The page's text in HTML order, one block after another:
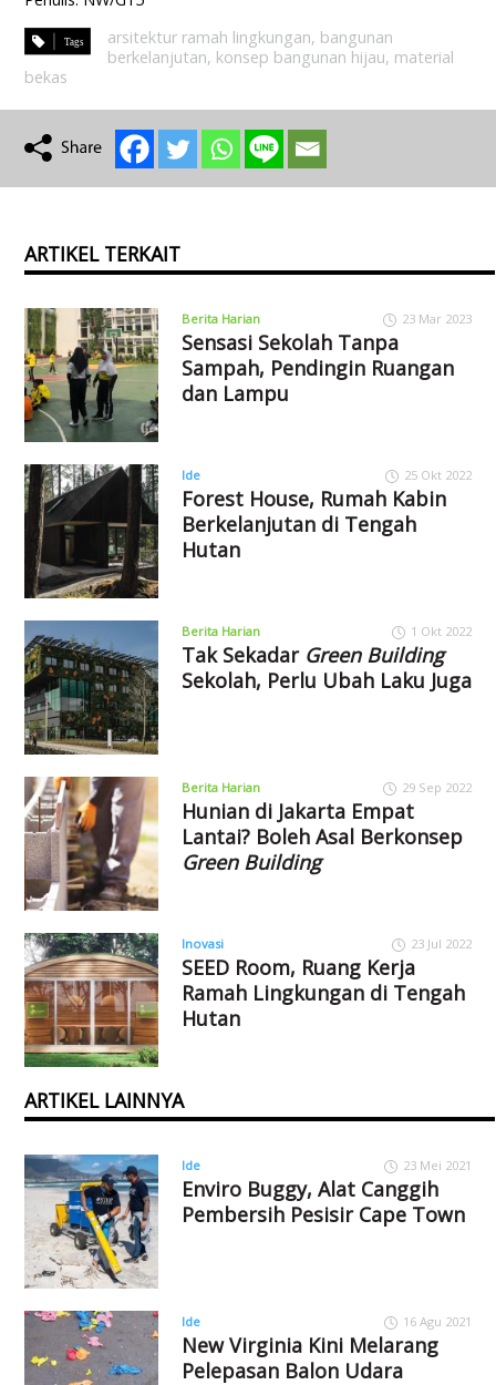
arsitektur ramah lingkungan, bangunan
berkelanjutan, konsep bangunan hijau, material
bekas
ARTIKEL TERKAIT
Berita Harian 23 Mar 2023
Sensasi Sekolah Tanpa
Sampah, Pendingin Ruangan
dan Lampu
Ide 25 Okt 2022
Forest House, Rumah Kabin
Berkelanjutan di Tengah
Hutan
Berita Harian 1 Okt 2022
Tak Sekadar Green Building
Sekolah, Perlu Ubah Laku Juga
Berita Harian 29 Sep 2022
Hunian di Jakarta Empat
Lantai? Boleh Asal Berkonsep
Green Building
Inovasi 23 Jul 2022
SEED Room, Ruang Kerja
Ramah Lingkungan di Tengah
Hutan
ARTIKEL LAINNYA
Ide 23 Mei 2021
Enviro Buggy, Alat Canggih
Pembersih Pesisir Cape Town
Ide 16 Agu 2021
New Virginia Kini Melarang
Pelepasan Balon Udara